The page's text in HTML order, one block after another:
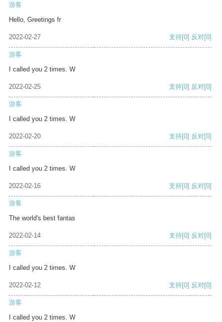
游客
Hello, Greetings fr
2022-02-27 支持[0] 反对[0]
游客
I called you 2 times. W
2022-02-25 支持[0] 反对[0]
游客
I called you 2 times. W
2022-02-20 支持[0] 反对[0]
游客
I called you 2 times. W
2022-02-16 支持[0] 反对[0]
游客
The world's best fantas
2022-02-14 支持[0] 反对[0]
游客
I called you 2 times. W
2022-02-12 支持[0] 反对[0]
游客
I called you 2 times. W